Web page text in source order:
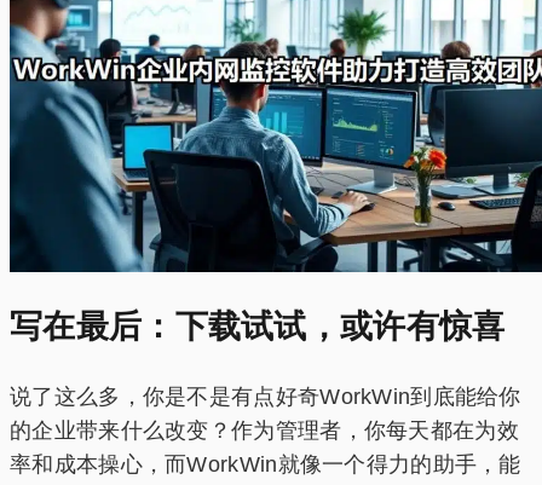
写在最后：下载试试，或许有惊喜
说了这么多，你是不是有点好奇WorkWin到底能给你
的企业带来什么改变？作为管理者，你每天都在为效
率和成本操心，而WorkWin就像一个得力的助手，能